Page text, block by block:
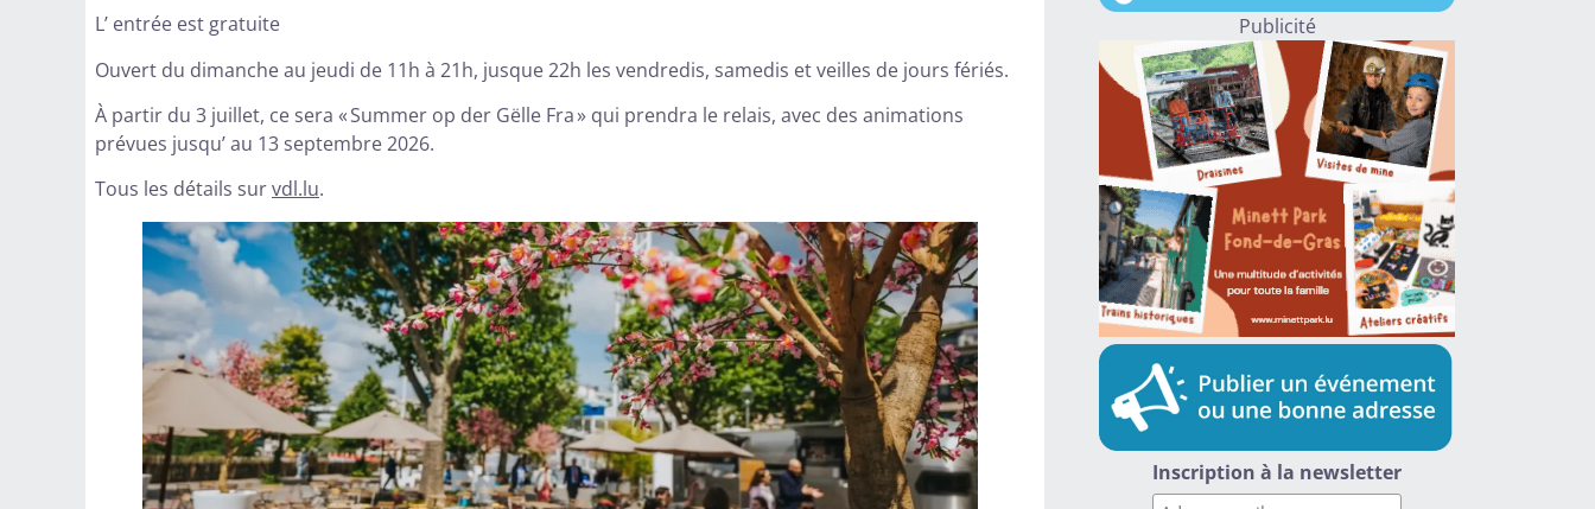
L’ entrée est gratuite
Ouvert du dimanche au jeudi de 11h à 21h, jusque 22h les vendredis, samedis et veilles de jours fériés.
À partir du 3 juillet, ce sera « Summer op der Gëlle Fra » qui prendra le relais, avec des animations
prévues jusqu’ au 13 septembre 2026.
Tous les détails survdl.lu.
Publicité
Inscription à la newsletter